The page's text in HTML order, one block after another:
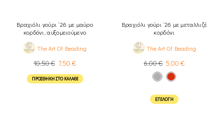
Βραχιόλι γούρι ΄26 με μαύρο
κορδόνι, αυξομειούμενο
The Art Of Beading
10,50€ 7,50 €
ΠΡΟΣΘΉΚΗ ΣΤΟ ΚΑΛΆΘΙ
Βραχιόλι γούρι ’26 με μεταλλιζέ
κορδόνι
The Art Of Beading
6,00€ 5,00 €
ΕΠΙΛΟΓΉ